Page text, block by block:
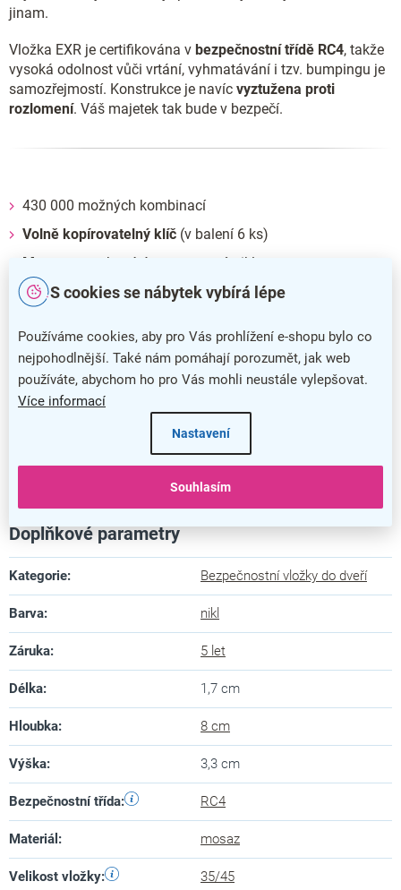
S cookies se nábytek vybírá lépe
Používáme cookies, aby pro Vás prohlížení e-shopu bylo co
nejpohodlnější. Také nám pomáhají porozumět, jak web
používáte, abychom ho pro Vás mohli neustále vylepšovat.
Více informací
Nastavení
Souhlasím
jinam.
Vložka EXR je certifikována v bezpečnostní třídě RC4, takže
vysoká odolnost vůči vrtání, vyhmatávání i tzv. bumpingu je
samozřejmostí. Konstrukce je navíc vyztužena proti
rozlomení. Váš majetek tak bude v bezpečí.
430 000 možných kombinací
Volně kopírovatelný klíč (v balení 6 ks)
Mosaz
, povrchová úprava matný nikl
Montážní šrouby jsou součástí balení
Bezpečnostní vložka RC4 EXR
Doplňkové parametry
Kategorie: Bezpečnostní vložky do dveří
Barva: nikl
Záruka: 5 let
Délka: 1,7 cm
Hloubka: 8 cm
Výška: 3,3 cm
Bezpečnostní třída: RC4
Materiál : mosaz
Velikost vložky: 35/45